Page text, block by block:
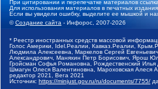
При цитировании и перепечатке материалов
Для использования материалов в печатных
Если вы увидели ошибку, выделите ее мышкой и
©Создание сайта - Инфорос, 2007-2026
* Реестр иностранных средств массовой
Голос Америки, Idel.Реалии, Кавказ.Реалии,
Людмила Алексеевна, Маркелов Сергей
Александрович, Маняхин Петр Борисович, Ярош
Гройсман Софья Романовна, Рождественский
Шмагун Олеся Валентиновна, Мароховская Алеся
редактор 2021, Вега 2021
Источник: https://minjust.gov.ru/ru/documents/7755/